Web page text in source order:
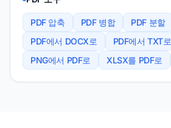
PDF 압축 PDF 병합
PDF 분할
PDF에서 DOCX로
PDF에서 TXT로
PNG에서 PDF로
XLSX를 PDF로